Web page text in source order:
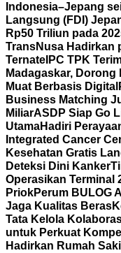
Indonesia–Jepang
Langsung (FDI)
Rp50 Triliun pada
TransNusa Hadirkan
Ternate IPC TPK
Madagaskar,
Muat Berbasis Digital
Business Matching
MiliarASDP Siap Go
UtamaHadiri
Integrated Cancer
Kesehatan Gratis
Deteksi Dini Kanker
Operasikan Terminal
PriokPerum BULOG
Jaga Kualitas Beras
Tata Kelola
untuk Perkuat
Hadirkan Rumah